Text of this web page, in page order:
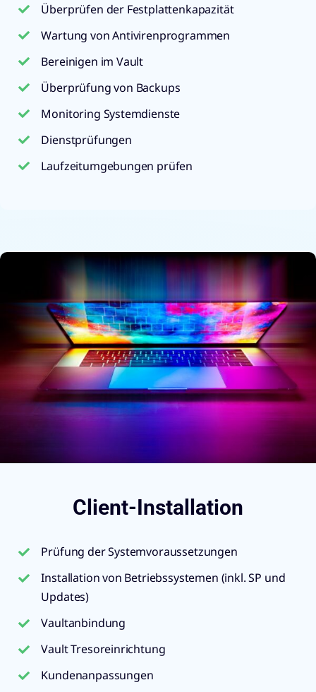
Überprüfen der Festplattenkapazität
Wartung von Antivirenprogrammen
Bereinigen im Vault
Überprüfung von Backups
Monitoring Systemdienste
Dienstprüfungen
Laufzeitumgebungen prüfen
Client-Installation
Prüfung der Systemvoraussetzungen
Installation von Betriebssystemen (inkl. SP und
Updates)
Vaultanbindung
Vault Tresoreinrichtung
Kundenanpassungen